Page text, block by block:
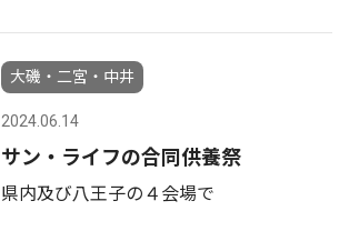
大磯・二宮・中井
2024.06.14
サン・ライフの合同供養祭
県内及び八王子の４会場で